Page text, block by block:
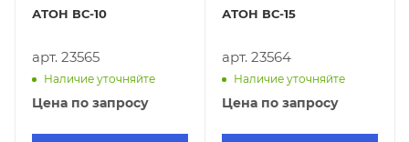
АТОН ВС-10
арт. 23565
Наличие уточняйте
Цена по запросу
АТОН ВС-15
арт. 23564
Наличие уточняйте
Цена по запросу